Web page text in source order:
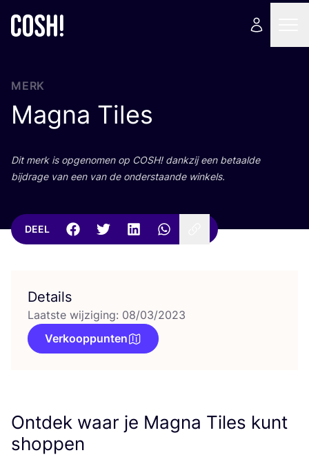
MERK
Magna Tiles
Dit merk is opge­no­men op COSH! dank­zij een betaal­de
bij­dra­ge van een van de onder­staan­de winkels.
DEEL
Details
Laatste wijziging: 08/03/2023
Verkooppunten
Ontdek waar je Magna Tiles kunt
shoppen